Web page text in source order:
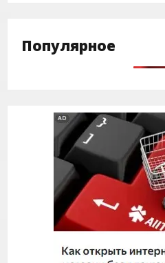
Популярное